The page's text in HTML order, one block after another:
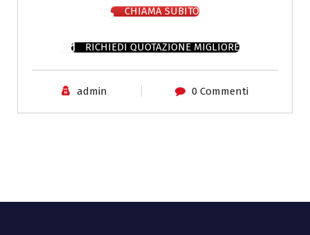
CHIAMA SUBITO
RICHIEDI QUOTAZIONE MIGLIORE
admin 0 Commenti